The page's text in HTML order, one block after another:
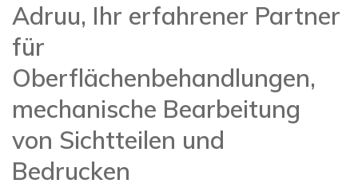
Adruu, Ihr erfahrener Partner
für
Oberflächenbehandlungen,
mechanische Bearbeitung
von Sichtteilen und
Bedrucken